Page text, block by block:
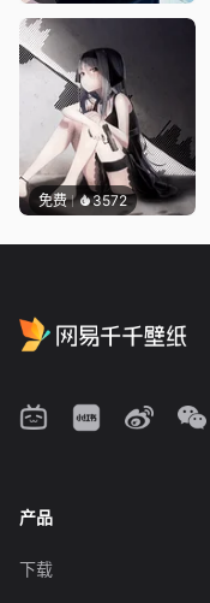
免费 3572
产品
下载